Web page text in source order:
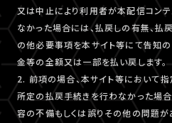
又は中止により利用者が本配信コン
なかった場合には、払戻しの有無、
の他必要事項を本サイト等にて告知の
金等の全額又は一部を払い戻します。
2. 前項の場合、本サイト等において
所定の払戻手続きを行わなかった場
容の不備もしくは誤りその他の問題が